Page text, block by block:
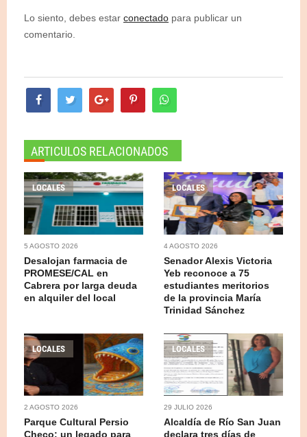
Lo siento, debes estar conectado para publicar un
comentario.
ARTICULOS RELACIONADOS
LOCALES
5 AGOSTO 2026
Desalojan farmacia de
PROMESE/CAL en
Cabrera por larga deuda
en alquiler del local
LOCALES
4 AGOSTO 2026
Senador Alexis Victoria
Yeb reconoce a 75
estudiantes meritorios
de la provincia María
Trinidad Sánchez
LOCALES
2 AGOSTO 2026
Parque Cultural Persio
Checo: un legado para
LOCALES
29 JULIO 2026
Alcaldía de Río San Juan
declara tres días de